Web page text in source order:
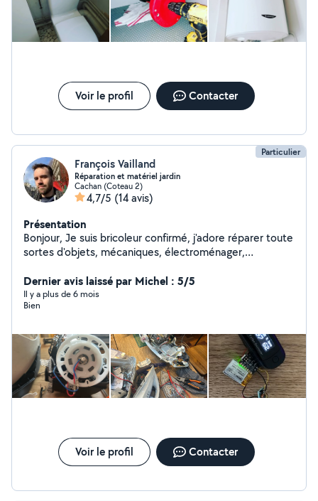
Voir le profil Contacter
Particulier
François Vailland
Réparation et matériel jardin
Cachan (Coteau 2)
4,7/5 (14 avis)
Présentation
Bonjour, Je suis bricoleur confirmé, j'adore réparer toute
sortes d'objets, mécaniques, électroménager,
également (morobineuse, broyeur végétaux)
Dernier avis laissé par Michel : 5/5
Il y a plus de 6 mois
Bien
Voir le profil Contacter